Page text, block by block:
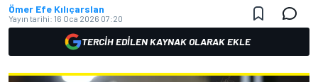
Ömer Efe Kılıçarslan
Yayın tarihi: 16 Oca 2026 07:20
TERCIH EDILEN KAYNAK OLARAK EKLE